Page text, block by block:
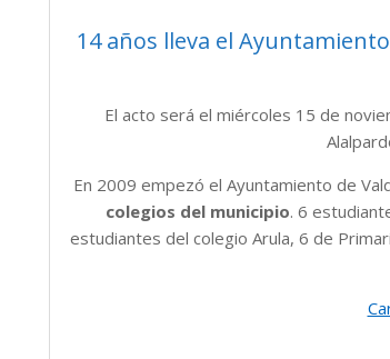
14 años lleva el
El acto será el miércoles 15 de
En 2009 empezó el Ayuntamiento de
colegios del municipio. 6
estudiantes del colegio Arula, 6 de